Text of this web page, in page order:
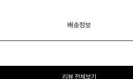
배송정보
리뷰 전체보기